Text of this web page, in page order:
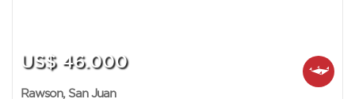
US$ 46.000
Rawson, San Juan